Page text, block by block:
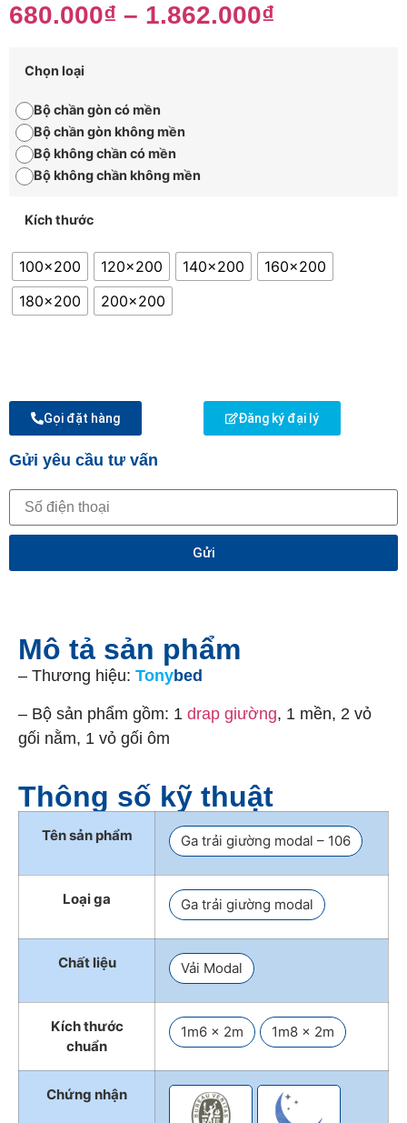
680.000₫ – 1.862.000₫
Chọn loại
Bộ chần gòn có mền
Bộ chần gòn không mền
Bộ không chần có mền
Bộ không chần không mền
Kích thước
100x200 120x200 140x200
160x200
180x200
200x200
Gọi đặt hàng Đăng ký đại lý
Gửi yêu cầu tư vấn
Gửi
Mô tả sản phẩm
– Thương hiệu: Tonybed
– Bộ sản phẩm gồm: 1 drap giường, 1 mền, 2 vỏ
gối nằm, 1 vỏ gối ôm
Thông số kỹ thuật
Tên sản phẩm Ga trải giường modal – 106
Loại ga Ga trải giường modal
Chất liệu Vải Modal
Kích thước
chuẩn
1m6 x 2m 1m8 x 2m
Chứng nhận